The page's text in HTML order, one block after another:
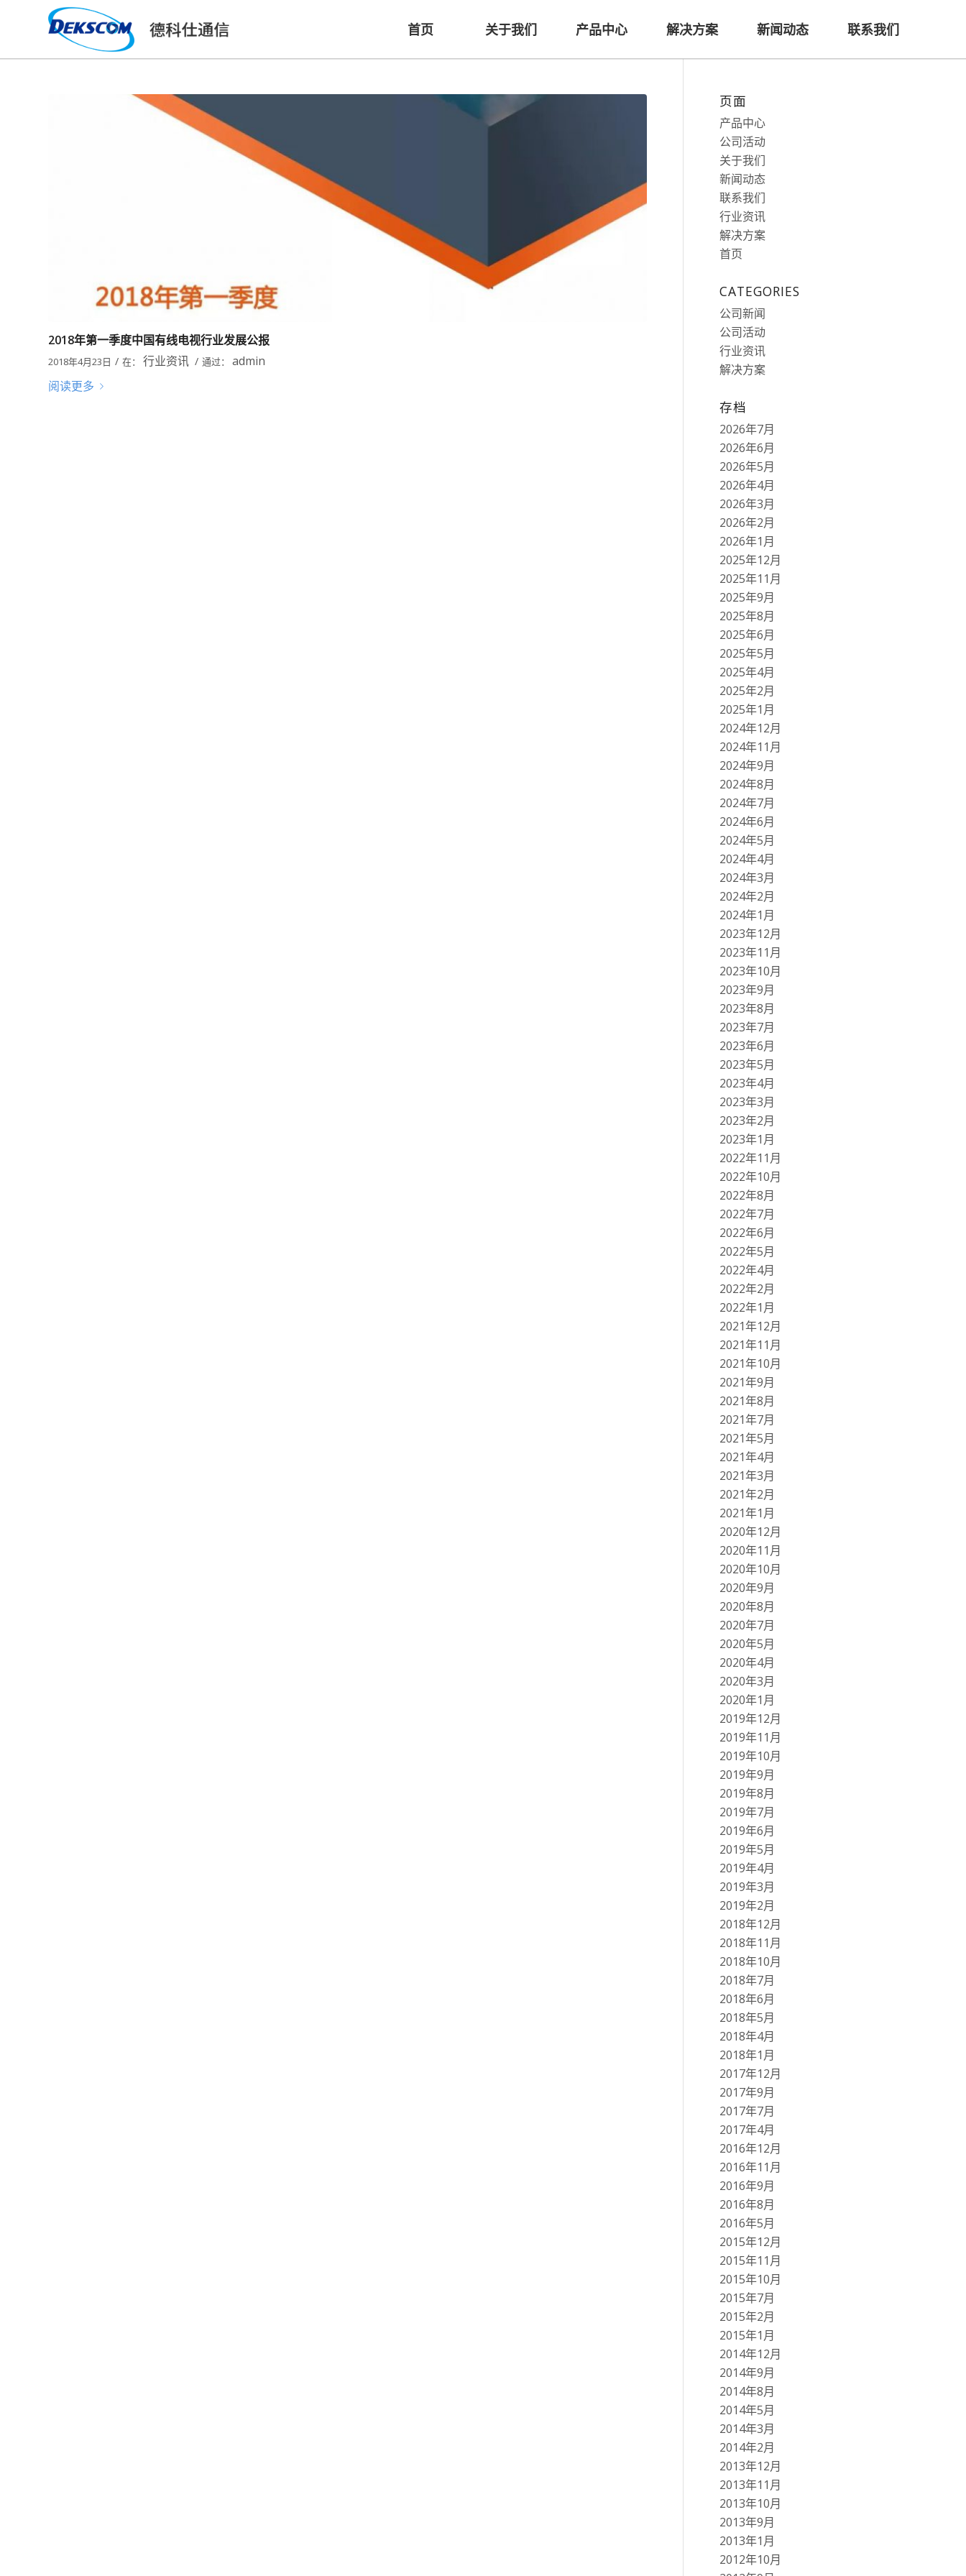
首页 关于我们 产品中心 解决方案 新闻动态 联系我们
2018年第一季度中国有线电视行业发展公报
2018年4月23日 / 在： 行业资讯 / 通过： admin
阅读更多
页面
产品中心
公司活动
关于我们
新闻动态
联系我们
行业资讯
解决方案
首页
CATEGORIES
公司新闻
公司活动
行业资讯
解决方案
存档
2026年7月
2026年6月
2026年5月
2026年4月
2026年3月
2026年2月
2026年1月
2025年12月
2025年11月
2025年9月
2025年8月
2025年6月
2025年5月
2025年4月
2025年2月
2025年1月
2024年12月
2024年11月
2024年9月
2024年8月
2024年7月
2024年6月
2024年5月
2024年4月
2024年3月
2024年2月
2024年1月
2023年12月
2023年11月
2023年10月
2023年9月
2023年8月
2023年7月
2023年6月
2023年5月
2023年4月
2023年3月
2023年2月
2023年1月
2022年11月
2022年10月
2022年8月
2022年7月
2022年6月
2022年5月
2022年4月
2022年2月
2022年1月
2021年12月
2021年11月
2021年10月
2021年9月
2021年8月
2021年7月
2021年5月
2021年4月
2021年3月
2021年2月
2021年1月
2020年12月
2020年11月
2020年10月
2020年9月
2020年8月
2020年7月
2020年5月
2020年4月
2020年3月
2020年1月
2019年12月
2019年11月
2019年10月
2019年9月
2019年8月
2019年7月
2019年6月
2019年5月
2019年4月
2019年3月
2019年2月
2018年12月
2018年11月
2018年10月
2018年7月
2018年6月
2018年5月
2018年4月
2018年1月
2017年12月
2017年9月
2017年7月
2017年4月
2016年12月
2016年11月
2016年9月
2016年8月
2016年5月
2015年12月
2015年11月
2015年10月
2015年7月
2015年2月
2015年1月
2014年12月
2014年9月
2014年8月
2014年5月
2014年3月
2014年2月
2013年12月
2013年11月
2013年10月
2013年9月
2013年1月
2012年10月